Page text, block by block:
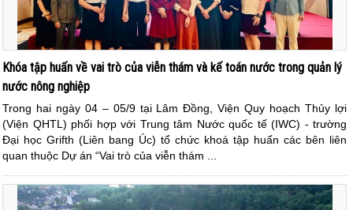
Khóa tập huấn về vai trò của viễn thám và kế toán nước trong quản lý
nước nông nghiệp
Trong hai ngày 04 – 05/9 tại Lâm Đồng, Viện Quy hoạch Thủy lợi
(Viện QHTL) phối hợp với Trung tâm Nước quốc tế (IWC) - trường
Đại học Grifth (Liên bang Úc) tổ chức khoá tập huấn các bên liên
quan thuộc Dự án “Vai trò của viễn thám ...